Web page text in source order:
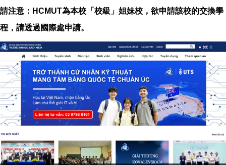
請注意：HCMUT為本校「校級」姐妹校，欲申請該校的交換學
程，請透過國際處申請。